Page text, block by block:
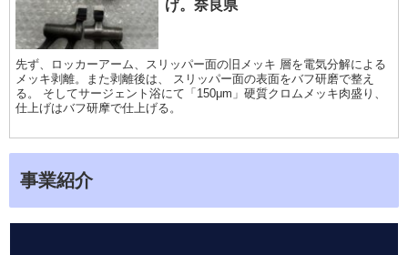
げ。奈良県
先ず、ロッカーアーム、スリッパー面の旧メッキ 層を電気分解による
メッキ剥離。また剥離後は、 スリッパー面の表面をバフ研磨で整え
る。 そしてサージェント浴にて「150μm」硬質クロムメッキ肉盛り、
仕上げはバフ研摩で仕上げる。
事業紹介